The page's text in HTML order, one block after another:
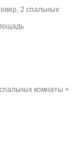
2 спальных
комнаты +